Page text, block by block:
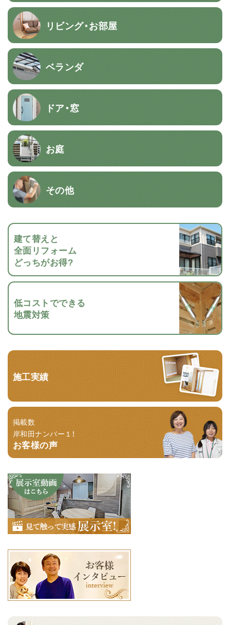
リビング・お部屋
ベランダ
ドア・窓
お庭
その他
建て替えと
全面リフォーム
どっちがお得?
低コストでできる
地震対策
施工実績
掲載数
岸和田ナンバー１！
お客様の声